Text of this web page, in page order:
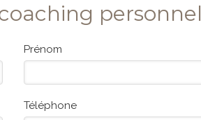
personnel
Prénom
Téléphone